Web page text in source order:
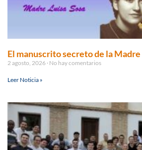
El manuscrito secreto de la Madre
2 agosto, 2026 No hay comentarios
Leer Noticia »